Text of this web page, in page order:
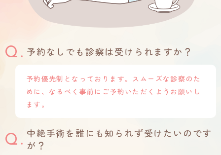
予約なしでも診察は受けられますか？
予約優先制となっております。スムーズな診察のた
めに、 なるべく事前にご予約いただくようお願いし
ます。
中絶手術を誰にも知られず受けたいのです
が？